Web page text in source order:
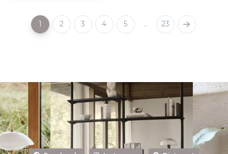
1 2 3 4 5 .. 23